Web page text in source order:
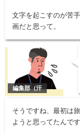
文字を起こすのが苦
画だと思って。
そうですね、最初は
ようと思ってたんで